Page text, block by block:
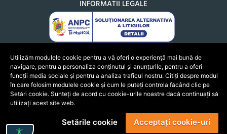
INFORMATII LEGALE
Utilizăm modulele cookie pentru a vă oferi o experiență mai bună de
navigare, pentru a personaliza conținutul și anunțurile, pentru a oferi
funcții media sociale și pentru a analiza traficul nostru. Citiți despre modul
în care folosim modulele cookie și cum le puteți controla făcând clic pe
Setări cookie. Sunteți de acord cu cookie-urile noastre dacă continuați să
utilizați acest site web.
Setările cookie Acceptați cookie-uri